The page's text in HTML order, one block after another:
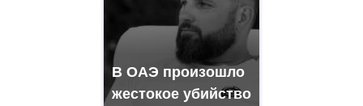
В ОАЭ произошло
жестокое убийство